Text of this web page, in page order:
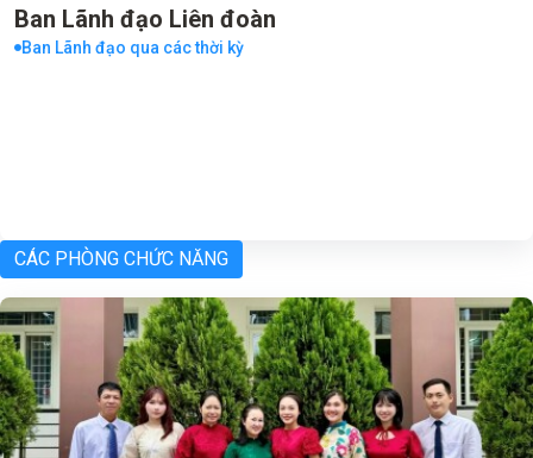
Ban Lãnh đạo Liên đoàn
Ban Lãnh đạo qua các thời kỳ
CÁC PHÒNG CHỨC NĂNG